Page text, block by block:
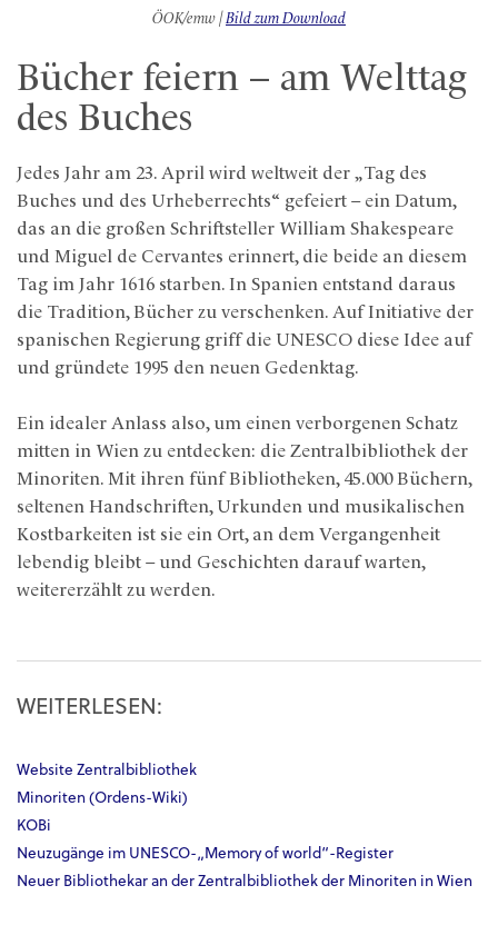
ÖOK/emw | Bild zum Download
Bücher feiern – am Welttag
des Buches
Jedes Jahr am 23. April wird weltweit der „Tag des
Buches und des Urheberrechts“ gefeiert – ein Datum,
das an die großen Schriftsteller William Shakespeare
und Miguel de Cervantes erinnert, die beide an diesem
Tag im Jahr 1616 starben. In Spanien entstand daraus
die Tradition, Bücher zu verschenken. Auf Initiative der
spanischen Regierung griff die UNESCO diese Idee auf
und gründete 1995 den neuen Gedenktag.
Ein idealer Anlass also, um einen verborgenen Schatz
mitten in Wien zu entdecken: die Zentralbibliothek der
Minoriten. Mit ihren fünf Bibliotheken, 45.000 Büchern,
seltenen Handschriften, Urkunden und musikalischen
Kostbarkeiten ist sie ein Ort, an dem Vergangenheit
lebendig bleibt – und Geschichten darauf warten,
weitererzählt zu werden.
WEITERLESEN:
Website Zentralbibliothek
Minoriten (Ordens-Wiki)
KOBi
Neuzugänge im UNESCO-„Memory of world“-Register
Neuer Bibliothekar an der Zentralbibliothek der Minoriten in Wien